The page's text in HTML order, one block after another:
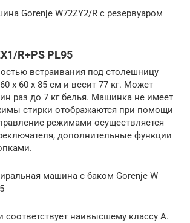
Gorenje W72ZY2/R с резервуаром
R+PS PL95
встраивания под столешницу
х 60 х 85 см и весит 77 кг. Может
раз до 7 кг белья. Машинка не имеет
стирки отображаются при помощи
режимами осуществляется
дополнительные функции
машина с баком Gorenje W
соответствует наивысшему классу A.